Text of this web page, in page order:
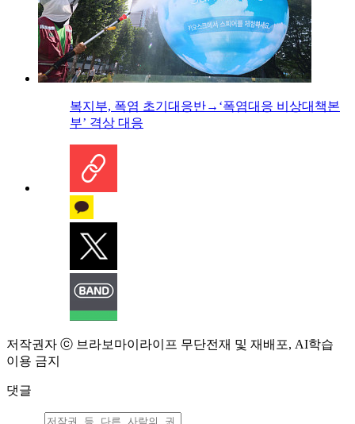
복지부, 폭염 초기대응반→‘폭염대응 비상대책본
부’ 격상 대응
저작권자 ⓒ 브라보마이라이프 무단전재 및 재배포, AI학습
이용 금지
댓글